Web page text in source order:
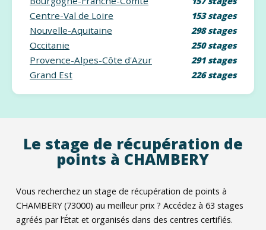
Centre-Val de Loire 153 stages
Nouvelle-Aquitaine 298 stages
Occitanie 250 stages
Provence-Alpes-Côte d'Azur 291 stages
Grand Est 226 stages
Le stage de récupération de
points à CHAMBERY
Vous recherchez un stage de récupération de points à
CHAMBERY (73000) au meilleur prix ? Accédez à 63 stages
agréés par l’État et organisés dans des centres certifiés.